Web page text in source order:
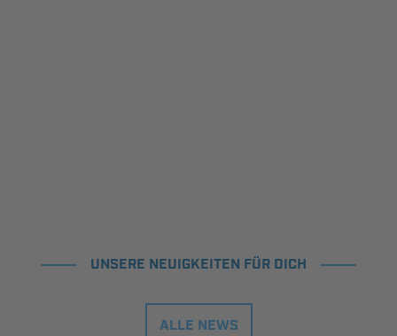
UNSERE NEUIGKEITEN FÜR DICH
ALLE NEWS